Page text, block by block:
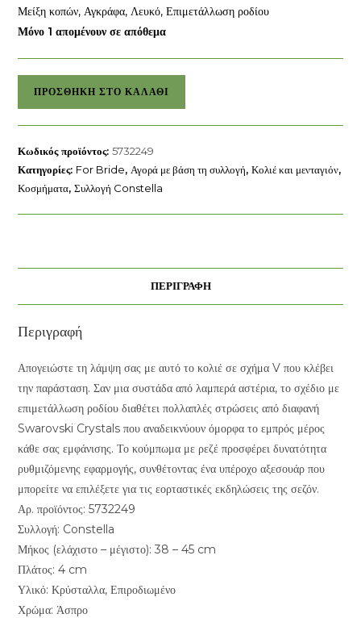
Μείξη κοπών, Αγκράφα, Λευκό, Επιμετάλλωση ροδίου
Μόνο 1 απομένουν σε απόθεμα
Swarovski
ποσότητα
ΠΡΟΣΘΉΚΗ ΣΤΟ ΚΑΛΆΘΙ
Κωδικός προϊόντος:5732249
Κατηγορίες: For Bride, Αγορά με βάση τη συλλογή,Κολιέ και μενταγιόν,
Κοσμήματα,Συλλογή Constella
ΠΕΡΙΓΡΑΦΉ
Περιγραφή
Απογειώστε τη λάμψη σας με αυτό το κολιέ σε σχήμα V που κλέβει
την παράσταση. Σαν μια συστάδα από λαμπερά αστέρια, το σχέδιο με
επιμετάλλωση ροδίου διαθέτει πολλαπλές στρώσεις από διαφανή
Swarovski Crystals που αναδεικνύουν όμορφα το εμπρός μέρος
κάθε σας εμφάνισης. Το κούμπωμα με ρεζέ προσφέρει δυνατότητα
ρυθμιζόμενης εφαρμογής, συνθέτοντας ένα υπέροχο αξεσουάρ που
μπορείτε να επιλέξετε για τις εορταστικές εκδηλώσεις της σεζόν.
Αρ. προϊόντος: 5732249
Συλλογή: Constella
Μήκος (ελάχιστο – μέγιστο): 38 – 45 cm
Πλάτος: 4 cm
Υλικό: Κρύσταλλα, Επιροδιωμένο
Χρώμα: Άσπρο